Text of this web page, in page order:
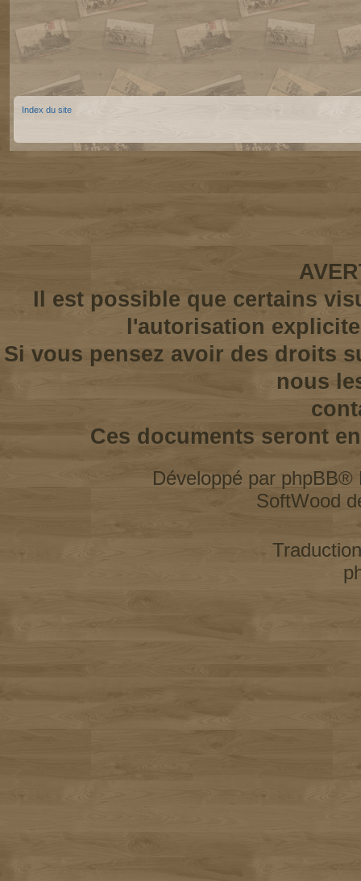
Index du site
Il est possible que certains
l'autorisation
Si vous pensez avoir des droits
nous
Ces documents seront
Développé par phpBB®
SoftWood